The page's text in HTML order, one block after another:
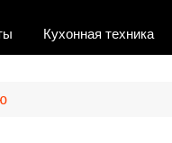
Кухонная техника